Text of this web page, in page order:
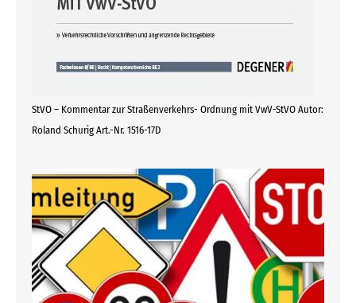
StVO – Kommentar zur Straßenverkehrs- Ordnung mit VwV-StVO Autor:
Roland Schurig Art.-Nr. 1516-17D